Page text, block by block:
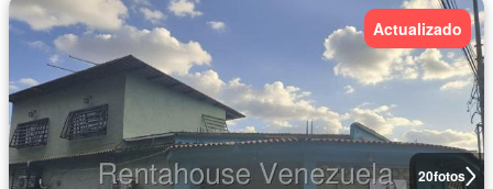
20fotos
Actualizado